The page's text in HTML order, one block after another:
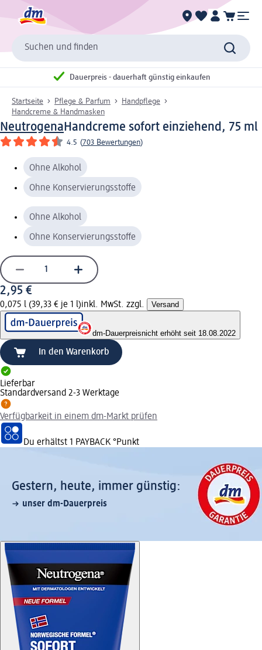
Suchen und finden
Dauerpreis - dauerhaft günstig einkaufen
Startseite Pflege & Parfum
Handpflege
Handcreme & Handmasken
Neutrogena Handcreme sofort einziehend, 75 ml
4.5 (703 Bewertungen)
Ohne Alkohol
Ohne Konservierungsstoffe
Ohne Alkohol
Ohne Konservierungsstoffe
2,95 €
0,075 l (39,33 € je 1 l)inkl. MwSt. zzgl. Versand
dm-Dauerpreisnicht erhöht seit 18.08.2022
In den Warenkorb
Lieferbar
Standardversand 2-3 Werktage
Verfügbarkeit in einem dm-Markt prüfen
Du erhältst 1 PAYBACK °Punkt
Gestern, heute, immer günstig:
unser dm-Dauerpreis